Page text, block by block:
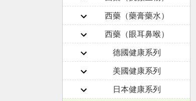
西藥（藥膏藥水）
西藥（眼耳鼻喉）
德國健康系列
美國健康系列
日本健康系列